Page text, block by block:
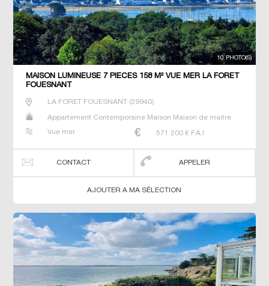
10 PHOTO(S)
MAISON LUMINEUSE 7 PIECES 158 M² VUE MER LA FORET
FOUESNANT
LA FORET FOUESNANT(29940)
Appartement Contemporaine Maison Maison de maitre
Vue mer
571 200 € F.A.I
CONTACT APPELER
AJOUTER A MA SÉLECTION